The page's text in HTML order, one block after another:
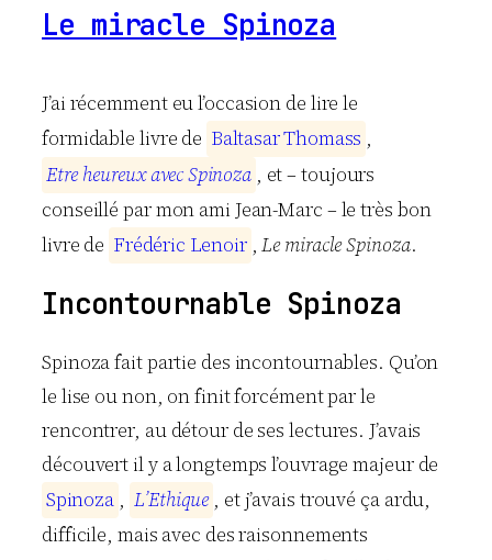
Le miracle Spinoza
J’ai récemment eu l’occasion de lire le
formidable livre de BaltasarThomass ,
EtreheureuxavecSpinoza , et – toujours
conseillé par mon ami Jean-Marc – le très bon
livre de Frédéric Lenoir ,Le miracle Spinoza.
Incontournable Spinoza
Spinoza fait partie des incontournables. Qu’on
le lise ou non, on finit forcément par le
rencontrer, au détour de ses lectures. J’avais
découvert il y a longtemps l’ouvrage majeur de
Spinoza , L’Ethique , et j’avais trouvé ça ardu,
difficile, mais avec des raisonnements